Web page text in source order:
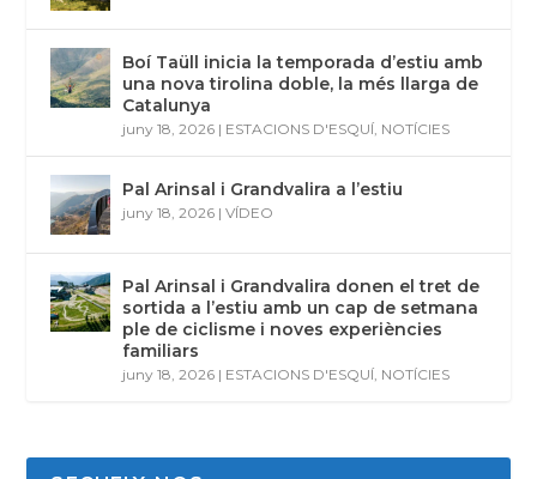
Boí Taüll inicia la temporada d’estiu amb
una nova tirolina doble, la més llarga de
Catalunya
juny 18, 2026 | ESTACIONS D'ESQUÍ, NOTÍCIES
Pal Arinsal i Grandvalira a l’estiu
juny 18, 2026 |VÍDEO
Pal Arinsal i Grandvalira donen el tret de
sortida a l’estiu amb un cap de setmana
ple de ciclisme i noves experiències
familiars
juny 18, 2026 | ESTACIONS D'ESQUÍ, NOTÍCIES